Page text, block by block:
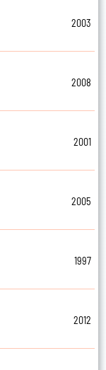
2003
2008
2001
2005
1997
2012